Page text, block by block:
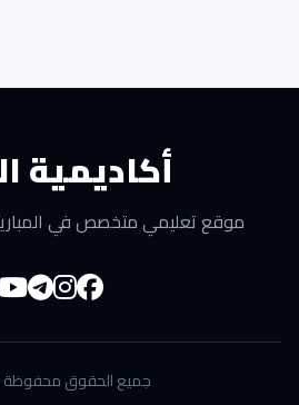
أكاديمية
موقع تعليمي متخصص في
جميع الحقوق محفوظة ©